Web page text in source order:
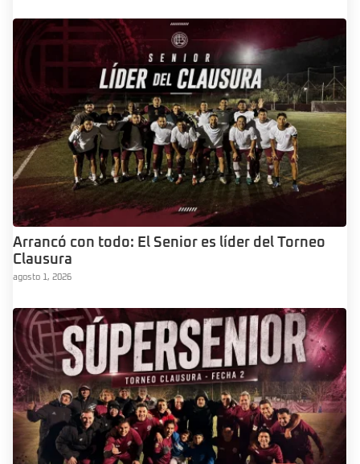
Arrancó con todo: El Senior es líder del Torneo
Clausura
agosto 1, 2026